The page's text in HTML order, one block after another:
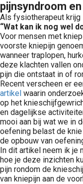
pijnsyndroom
Als fysiotherapeut krijg
“Wat kan ik nog wel
Voor mensen met
voorste kniepijn
wanneer traplopen,
deze klachten vallen
pijn die ontstaat in of
Recent verscheen er
artikel waarin
op het
en dagelijkse
mooi aan bij wat we in
oefening belast de
de opbouw van
In dit artikel neem ik je
hoe je deze inzichten
pijn rondom de
van kniepijn aan de
van